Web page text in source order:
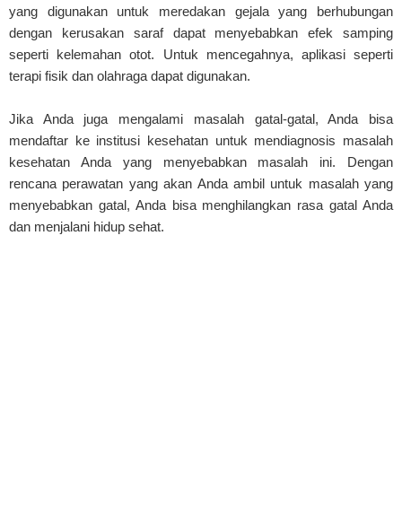
yang digunakan untuk meredakan gejala yang berhubungan
dengan kerusakan saraf dapat menyebabkan efek samping
seperti kelemahan otot. Untuk mencegahnya, aplikasi seperti
terapi fisik dan olahraga dapat digunakan.
Jika Anda juga mengalami masalah gatal-gatal, Anda bisa
mendaftar ke institusi kesehatan untuk mendiagnosis masalah
kesehatan Anda yang menyebabkan masalah ini. Dengan
rencana perawatan yang akan Anda ambil untuk masalah yang
menyebabkan gatal, Anda bisa menghilangkan rasa gatal Anda
dan menjalani hidup sehat.